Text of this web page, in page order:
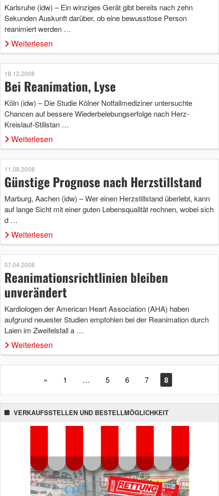
Karlsruhe (idw) – Ein winziges Gerät gibt bereits nach zehn
Sekunden Auskunft darüber, ob eine bewusstlose Person
reanimiert werden …
Weiterlesen
18.12.2008
Bei Reanimation, Lyse
Köln (idw) – Die Studie Kölner Notfallmediziner untersuchte
Chancen auf bessere Wiederbelebungserfolge nach Herz-
Kreislauf-Stillstan …
Weiterlesen
11.08.2008
Günstige Prognose nach Herzstillstand
Marburg, Aachen (idw) – Wer einen Herzstillstand überlebt, kann
auf lange Sicht mit einer guten Lebensqualität rechnen, wobei sich
d …
Weiterlesen
07.04.2008
Reanimationsrichtlinien bleiben
unverändert
Kardiologen der American Heart Association (AHA) haben
aufgrund neuester Studien empfohlen bei der Reanimation durch
Laien im Zweifelsfall a …
Weiterlesen
« 1 … 5 6 7 8
VERKAUFSSTELLEN UND BESTELLMÖGLICHKEIT